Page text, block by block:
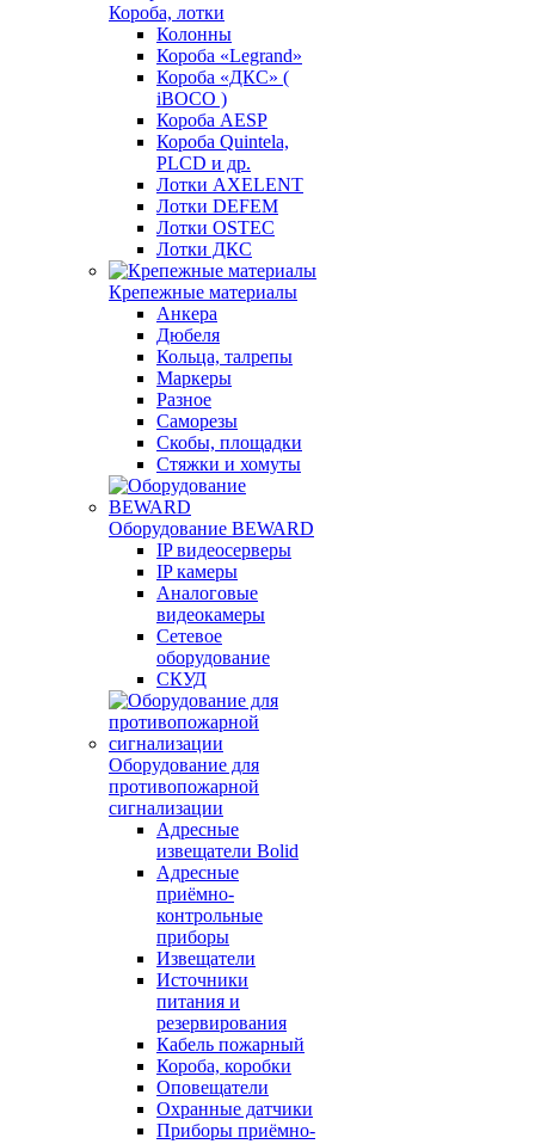
Короба, лотки
Колонны
Короба «Legrand»
Короба «ДКС» (
iBOCO )
Короба AESP
Короба Quintela,
PLCD и др.
Лотки AXELENT
Лотки DEFEM
Лотки OSTEC
Лотки ДКС
Крепежные материалы
Анкера
Дюбеля
Кольца, талрепы
Маркеры
Разное
Саморезы
Скобы, площадки
Стяжки и хомуты
Оборудование BEWARD
IP видеосерверы
IP камеры
Аналоговые
видеокамеры
Сетевое
оборудование
СКУД
Оборудование для
противопожарной
сигнализации
Адресные
извещатели Bolid
Адресные
приёмно-
контрольные
приборы
Извещатели
Источники
питания и
резервирования
Кабель пожарный
Короба, коробки
Оповещатели
Охранные датчики
Приборы приёмно-